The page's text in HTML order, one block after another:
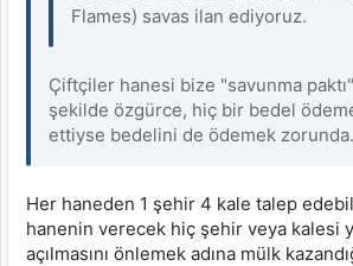
Flames) savas ilan ediyoruz.
Çiftçiler hanesi bize "savunma paktı"
şekilde özgürce, hiç bir bedel
ettiyse bedelini de ödemek zorunda.
Her haneden 1 şehir 4 kale talep
hanenin verecek hiç şehir veya kalesi
açılmasını önlemek adına mülk